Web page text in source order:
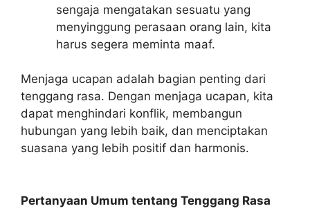
sengaja mengatakan sesuatu yang
menyinggung perasaan orang lain, kita
harus segera meminta maaf.
Menjaga ucapan adalah bagian penting dari
tenggang rasa. Dengan menjaga ucapan, kita
dapat menghindari konflik, membangun
hubungan yang lebih baik, dan menciptakan
suasana yang lebih positif dan harmonis.
Pertanyaan Umum tentang Tenggang Rasa